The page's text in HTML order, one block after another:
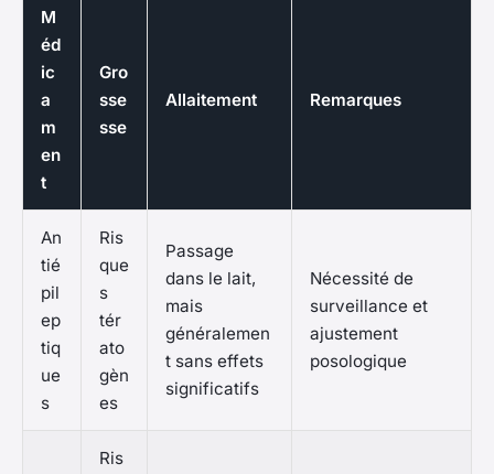
M
éd
ic
a
m
en
t
Gro
sse
sse
Allaitement Remarques
An
tié
pil
ep
tiq
ue
s
Ris
que
s
tér
ato
gèn
es
Passage
dans le lait,
mais
généralemen
t sans effets
significatifs
Nécessité de
surveillance et
ajustement
posologique
Ris